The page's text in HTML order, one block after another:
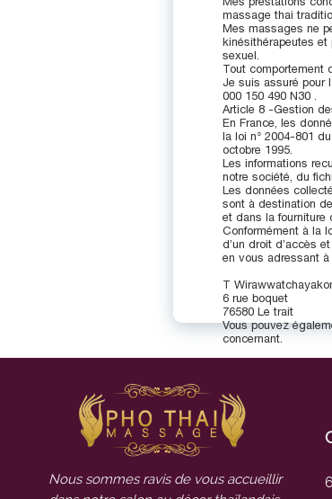
massage thai
Mes massages ne
kinésithérapeutes et
sexuel.
Tout comportement
Je suis assuré pour
000 150 490 N30 .
Article 8 -Gestion
En France, les
la loi n° 2004-801
octobre 1995.
Les informations
notre société, du
Les données
sont à destination
et dans la fourniture
Conformément à la
d’un droit d’accès
en vous adressant à
T
6 rue boquet
76580 Le trait
Vous pouvez
concernant.
Nous sommes ravis de vous accueillir